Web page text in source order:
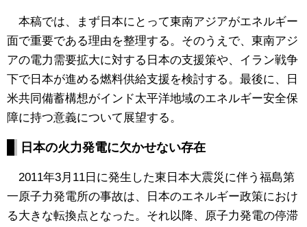
本稿では、まず日本にとって東南アジアがエネルギー
面で重要である理由を整理する。そのうえで、東南アジ
アの電力需要拡大に対する日本の支援策や、イラン戦争
下で日本が進める燃料供給支援を検討する。最後に、日
米共同備蓄構想がインド太平洋地域のエネルギー安全保
障に持つ意義について展望する。
日本の火力発電に欠かせない存在
2011年3月11日に発生した東日本大震災に伴う福島第
一原子力発電所の事故は、日本のエネルギー政策におけ
る大きな転換点となった。それ以降、原子力発電の停滞